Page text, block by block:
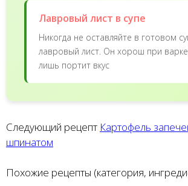
Лавровый лист в супе
Никогда не оставляйте в готовом
лавровый лист. Он хорош при
лишь портит вкус
Следующий рецепт Картофель
шпинатом
Похожие рецепты (категория,